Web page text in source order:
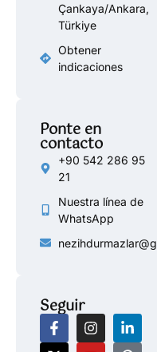
Çankaya/Ankara,
Türkiye
Obtener
indicaciones
Ponte en
contacto
+90 542 286 95
21
Nuestra línea de
WhatsApp
Seguir